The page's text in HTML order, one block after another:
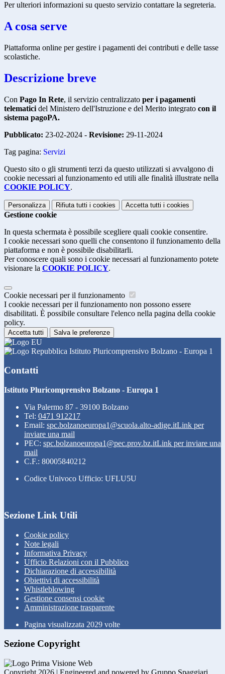
Per ulteriori informazioni su questo servizio contattare la segreteria.
A cosa serve
Piattaforma online per gestire i pagamenti dei contributi e delle tasse
scolastiche.
Descrizione breve
Con Pago In Rete, il servizio centralizzato per i pagamenti
telematici del Ministero dell'Istruzione e del Merito integrato con il
sistema pagoPA.
Pubblicato: 23-02-2024 - Revisione: 29-11-2024
Tag pagina: Servizi
Questo sito o gli strumenti terzi da questo utilizzati si avvalgono di
cookie necessari al funzionamento ed utili alle finalità illustrate nella
COOKIE POLICY.
Personalizza Rifiuta tutti i cookies Accetta tutti i cookies
Gestione cookie
In questa schermata è possibile scegliere quali cookie consentire.
I cookie necessari sono quelli che consentono il funzionamento della
piattaforma e non è possibile disabilitarli.
Per conoscere quali sono i cookie necessari al funzionamento potete
visionare la COOKIE POLICY.
Cookie necessari per il funzionamento
I cookie necessari per il funzionamento non possono essere
disabilitati. È possibile consultare l'elenco nella pagina della cookie
policy.
Accetta tutti Salva le preferenze
Istituto Pluricomprensivo Bolzano - Europa 1
Contatti
Istituto Pluricomprensivo Bolzano - Europa 1
Via Palermo 87 - 39100 Bolzano
Tel: 0471 912217
Email: spc.bolzanoeuropa1@scuola.alto-adige.itLink per
inviare una mail
PEC: spc.bolzanoeuropa1@pec.prov.bz.itLink per inviare una
mail
C.F.: 80005840212
Codice Univoco Ufficio: UFLU5U
Sezione Link Utili
Cookie policy
Note legali
Informativa Privacy
Ufficio Relazioni con il Pubblico
Dichiarazione di accessibilità
Obiettivi di accessibilità
Whistleblowing
Gestione consensi cookie
Amministrazione trasparente
Pagina visualizzata 2029 volte
Sezione Copyright
Copyright 2026 | Engineered and powered by Gruppo Spaggiari